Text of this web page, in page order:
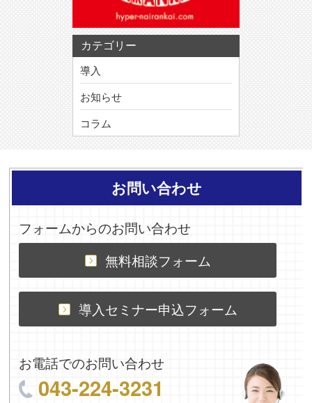
カテゴリー
導入
お知らせ
コラム
お問い合わせ
フォームからのお問い合わせ
無料相談フォーム
導入セミナー申込フォーム
お電話でのお問い合わせ
043-224-3231